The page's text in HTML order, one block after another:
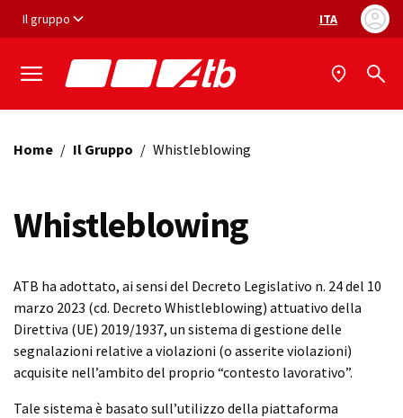
Vai ai contenuti
Vai al footer
Il gruppo Selezione
ITA
Home / Il Gruppo / Whistleblowing
Whistleblowing
ATB ha adottato, ai sensi del Decreto Legislativo n. 24 del 10
marzo 2023 (cd. Decreto Whistleblowing) attuativo della
Direttiva (UE) 2019/1937, un sistema di gestione delle
segnalazioni relative a violazioni (o asserite violazioni)
acquisite nell’ambito del proprio “contesto lavorativo”.
Tale sistema è basato sull’utilizzo della piattaforma